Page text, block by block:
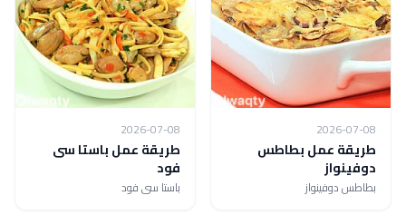
2026-07-08
طريقة عمل بطاطس
دوفينواز
بطاطس دوفينواز
2026-07-08
طريقة عمل باستا سى
فود
باستا سى فود